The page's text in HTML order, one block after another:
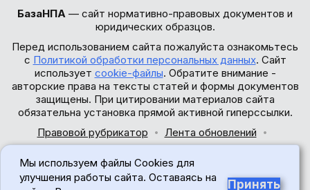
БазаНПА — сайт нормативно-правовых документов и
юридических образцов.
Перед использованием сайта пожалуйста ознакомьтесь
с Политикой обработки персональных данных. Сайт
использует cookie-файлы. Обратите внимание -
авторские права на тексты статей и формы документов
защищены. При цитировании материалов сайта
обязательна установка прямой активной гиперссылки.
Правовой рубрикатор
Лента обновлений
© 2017-2026
Мы используем файлы Cookies для
улучшения работы сайта. Оставаясь на
Принять